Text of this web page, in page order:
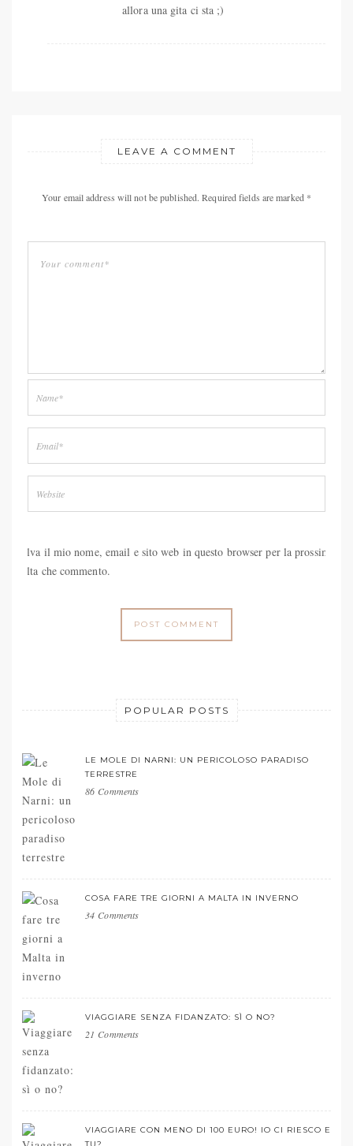
allora una gita ci sta ;)
LEAVE A COMMENT
Your email address will not be published. Required fields are marked *
Salva il mio nome, email e sito web in questo browser per la prossima
volta che commento.
POPULAR POSTS
LE MOLE DI NARNI: UN PERICOLOSO PARADISO
TERRESTRE
86 Comments
COSA FARE TRE GIORNI A MALTA IN INVERNO
34 Comments
VIAGGIARE SENZA FIDANZATO: SÌ O NO?
21 Comments
VIAGGIARE CON MENO DI 100 EURO! IO CI RIESCO E